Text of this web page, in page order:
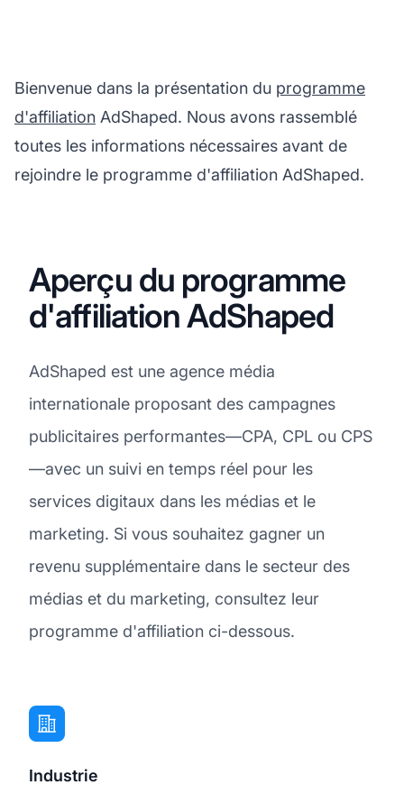
Bienvenue dans la présentation du programme
d'affiliation AdShaped. Nous avons rassemblé
toutes les informations nécessaires avant de
rejoindre le programme d'affiliation AdShaped.
Aperçu du programme
d'affiliation AdShaped
AdShaped est une agence média
internationale proposant des campagnes
publicitaires performantes—CPA, CPL ou CPS
—avec un suivi en temps réel pour les
services digitaux dans les médias et le
marketing. Si vous souhaitez gagner un
revenu supplémentaire dans le secteur des
médias et du marketing, consultez leur
programme d'affiliation ci-dessous.
Industrie